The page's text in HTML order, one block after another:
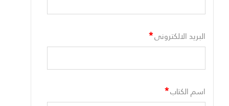
البريد الالكترونى*
اسم الكتاب*